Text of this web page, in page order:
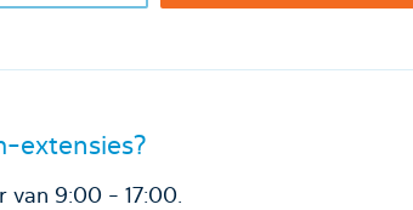
extensies?
van 9:00 - 17:00.